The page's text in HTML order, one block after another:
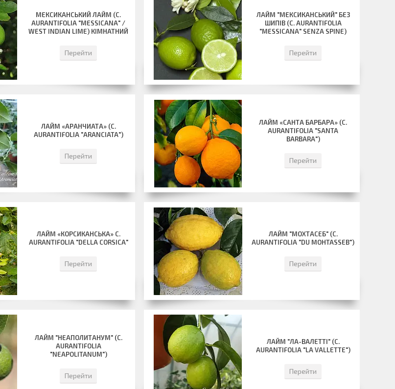
МЕКСИКАНСЬКИЙ ЛАЙМ (C.
AURANTIFOLIA "MESSICANA" /
WEST INDIAN LIME) КІМНАТНИЙ
Перейти
ЛАЙМ "МЕКСИКАНСЬКИЙ" БЕЗ
ШИПІВ (C. AURANTIFOLIA
"MESSICANA" SENZA SPINE)
Перейти
ЛАЙМ «АРАНЧИАТА» (C.
AURANTIFOLIA "ARANCIATA")
Перейти
ЛАЙМ «САНТА БАРБАРА» (C.
AURANTIFOLIA "SANTA
BARBARA")
Перейти
ЛАЙМ «КОРСИКАНСЬКА» C.
AURANTIFOLIA "DELLA CORSICA"
Перейти
ЛАЙМ "МОХТАСЕБ" (C.
AURANTIFOLIA "DU MOHTASSEB")
Перейти
ЛАЙМ "НЕАПОЛИТАНУМ" (С.
AURANTIFOLIA
"NEAPOLITANUM")
Перейти
ЛАЙМ "ЛА-ВАЛЕТТІ" (C.
AURANTIFOLIA "LA VALLETTE")
Перейти